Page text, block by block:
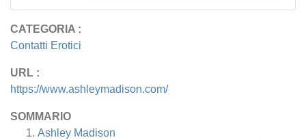
CATEGORIA :
Contatti Erotici
URL :
https://www.ashleymadison.com/
SOMMARIO
Ashley Madison